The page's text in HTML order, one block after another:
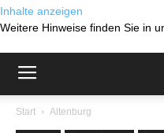
Inhalte anzeigen
Weitere Hinweise finden Sie in
Start Altenburg